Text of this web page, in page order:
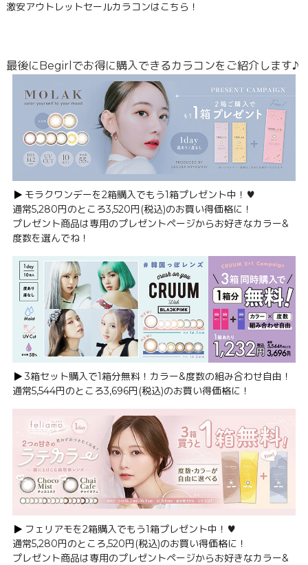
激安アウトレットセールカラコンはこちら！
最後にBegirlでお得に購入できるカラコンをご紹介します♪
モラクワンデーを2箱購入でもう1箱プレゼント中！♥
通常5,280円のところ3,520円(税込)のお買い得価格に！
プレゼント商品は専用のプレゼントページからお好きなカラー&
度数を選んでね！
3箱セット購入で1箱分無料！カラー&度数の組み合わせ自由！
通常5,544円のところ3,696円(税込)のお買い得価格に！
フェリアモを2箱購入でもう1箱プレゼント中！♥
通常5,280円のところ,520円(税込)のお買い得価格に！
プレゼント商品は専用のプレゼントページからお好きなカラー&